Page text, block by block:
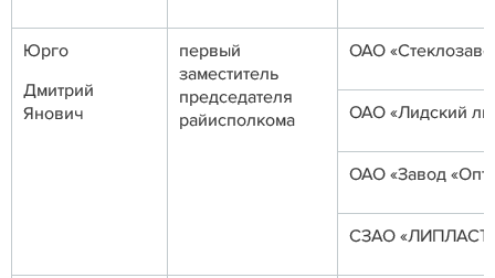
Юрго
Дмитрий
Янович
первый
заместитель
председателя
райисполкома
ОАО
ОАО «Лидский
ОАО «Завод
СЗАО